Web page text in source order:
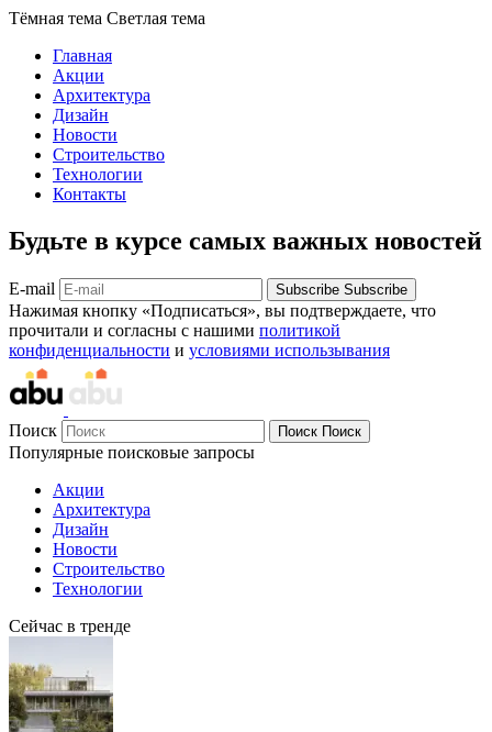
Тёмная тема Светлая тема
Главная
Акции
Архитектура
Дизайн
Новости
Строительство
Технологии
Контакты
Будьте в курсе самых важных новостей
E-mail Subscribe Subscribe
Нажимая кнопку «Подписаться», вы подтверждаете, что
прочитали и согласны с нашими политикой
конфиденциальности и условиями использывания
Поиск Поиск Поиск
Популярные поисковые запросы
Акции
Архитектура
Дизайн
Новости
Строительство
Технологии
Сейчас в тренде